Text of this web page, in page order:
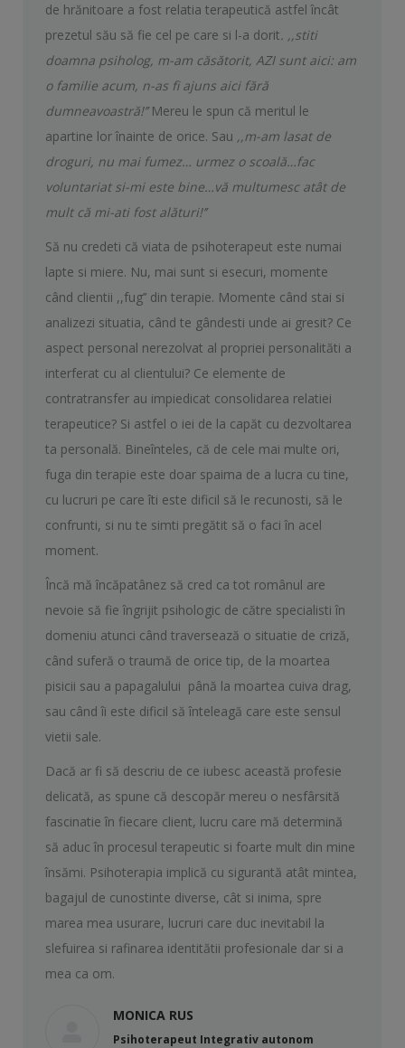
de hrănitoare a fost relatia terapeutică astfel încât
prezetul său să fie cel pe care si l-a dorit. ,,stiti
doamna psiholog, m-am căsătorit, AZI sunt aici: am
o familie acum, n-as fi ajuns aici fără
dumneavoastră!’’Mereu le spun că meritul le
apartine lor înainte de orice. Sau ,,m-am lasat de
droguri, nu mai fumez… urmez o scoală…fac
voluntariat si-mi este bine…vă multumesc atât de
mult că mi-ati fost alături!’’
Să nu credeti că viata de psihoterapeut este numai
lapte si miere. Nu, mai sunt si esecuri, momente
când clientii ,,fug’’ din terapie. Momente când stai si
analizezi situatia, când te gândesti unde ai gresit? Ce
aspect personal nerezolvat al propriei personalităti a
interferat cu al clientului? Ce elemente de
contratransfer au impiedicat consolidarea relatiei
terapeutice? Si astfel o iei de la capăt cu dezvoltarea
ta personală. Bineînteles, că de cele mai multe ori,
fuga din terapie este doar spaima de a lucra cu tine,
cu lucruri pe care îti este dificil să le recunosti, să le
confrunti, si nu te simti pregătit să o faci în acel
moment.
Încă mă încăpatânez să cred ca tot românul are
nevoie să fie îngrijit psihologic de către specialisti în
domeniu atunci când traversează o situatie de criză,
când suferă o traumă de orice tip, de la moartea
pisicii sau a papagalului până la moartea cuiva drag,
sau când îi este dificil să înteleagă care este sensul
vietii sale.
Dacă ar fi să descriu de ce iubesc această profesie
delicată, as spune că descopăr mereu o nesfârsită
fascinatie în fiecare client, lucru care mă determină
să aduc în procesul terapeutic si foarte mult din mine
însămi. Psihoterapia implică cu sigurantă atât mintea,
bagajul de cunostinte diverse, cât si inima, spre
marea mea usurare, lucruri care duc inevitabil la
slefuirea si rafinarea identitătii profesionale dar si a
mea ca om.
MONICA RUS
Psihoterapeut Integrativ autonom